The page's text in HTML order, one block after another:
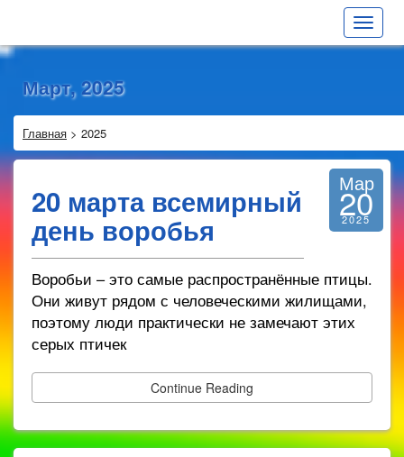
Toggle
Март, 2025
Главная > 2025
20 марта всемирный
день воробья
Мар
20
2025
Воробьи – это самые распространённые птицы.
Они живут рядом с человеческими жилищами,
поэтому люди практически не замечают этих
серых птичек
Continue Reading